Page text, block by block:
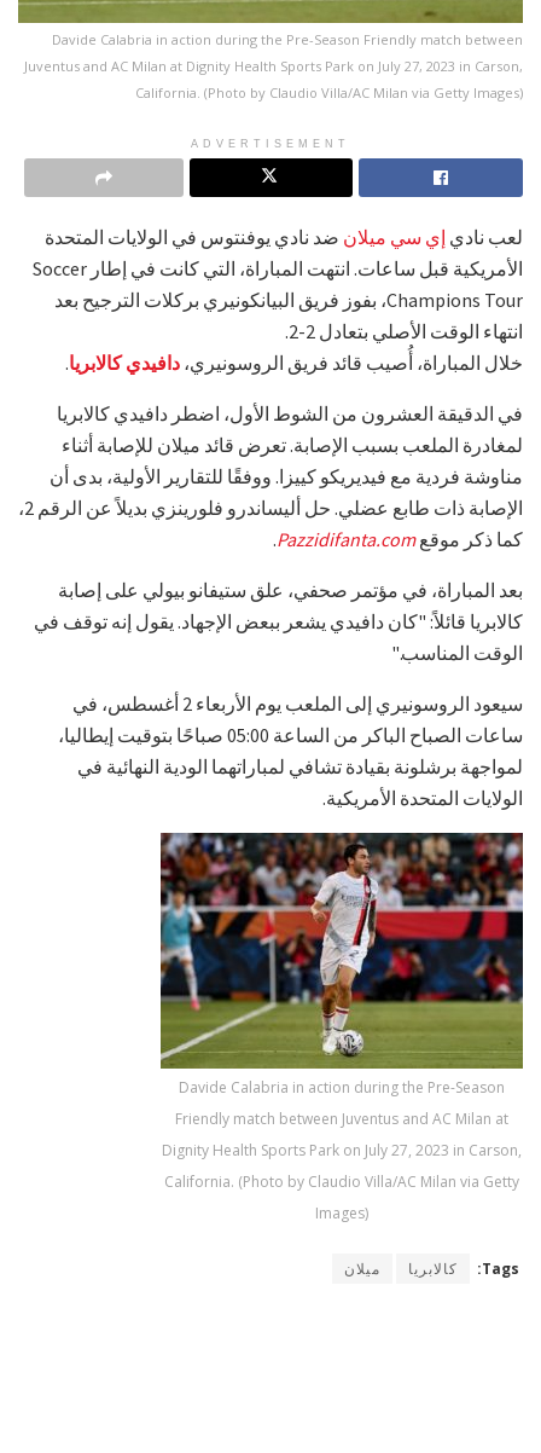
Davide Calabria in action during the Pre-Season Friendly match between
Juventus and AC Milan at Dignity Health Sports Park on July 27, 2023 in Carson,
California. (Photo by Claudio Villa/AC Milan via Getty Images)
ADVERTISEMENT
لعب نادي إي سي ميلان ضد نادي يوفنتوس في الولايات المتحدة
الأمريكية قبل ساعات. انتهت المباراة، التي كانت في إطار Soccer
Champions Tour، بفوز فريق البيانكونيري بركلات الترجيح بعد
انتهاء الوقت الأصلي بتعادل 2-2.
خلال المباراة، أُصيب قائد فريق الروسونيري، دافيدي كالابريا.
في الدقيقة العشرون من الشوط الأول، اضطر دافيدي كالابريا
لمغادرة الملعب بسبب الإصابة. تعرض قائد ميلان للإصابة أثناء
مناوشة فردية مع فيديريكو كييزا. ووفقًا للتقارير الأولية، بدى أن
الإصابة ذات طابع عضلي. حل أليساندرو فلورينزي بديلاً عن الرقم 2،
كما ذكر موقعPazzidifanta.com
.
بعد المباراة، في مؤتمر صحفي، علق ستيفانو بيولي على إصابة
كالابريا قائلاً: "كان دافيدي يشعر ببعض الإجهاد. يقول إنه توقف في
الوقت المناسب."
سيعود الروسونيري إلى الملعب يوم الأربعاء 2 أغسطس، في
ساعات الصباح الباكر من الساعة 05:00 صباحًا بتوقيت إيطاليا،
لمواجهة برشلونة بقيادة تشافي لمباراتهما الودية النهائية في
الولايات المتحدة الأمريكية.
Davide Calabria in action during the Pre-Season
Friendly match between Juventus and AC Milan at
Dignity Health Sports Park on July 27, 2023 in Carson,
California. (Photo by Claudio Villa/AC Milan via Getty
Images)
Tags: كالابريا ميلان